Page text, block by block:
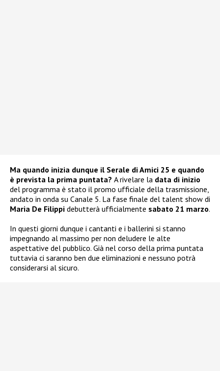
Ma quando inizia dunque il Serale di Amici 25 e quando
è prevista la prima puntata? A rivelare la data di inizio
del programma è stato il promo ufficiale della trasmissione,
andato in onda su Canale 5. La fase finale del talent show di
Maria De Filippi debutterà ufficialmente sabato 21 marzo.
In questi giorni dunque i cantanti e i ballerini si stanno
impegnando al massimo per non deludere le alte
aspettative del pubblico. Già nel corso della prima puntata
tuttavia ci saranno ben due eliminazioni e nessuno potrà
considerarsi al sicuro.